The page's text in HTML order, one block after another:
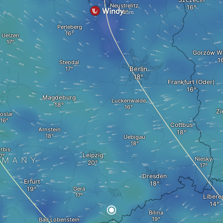
Bílina
Bad Lobenstein
Dresden
Uebigau
Leipzig
Gera
Arnstein
Magdeburg Luckenwalde
Erfurt
Cottbus
Niesky
Frankfurt (Oder)
Neustrelitz
Berlin
Stendal
Perleberg
Uelzen
Gorzów